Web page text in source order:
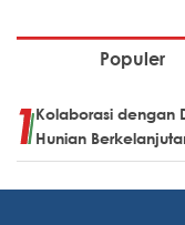
Populer
Kolaborasi dengan
Hunian